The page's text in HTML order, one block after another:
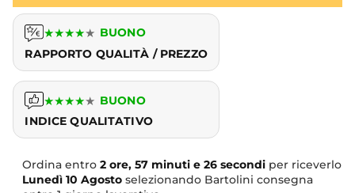
★★★★★ BUONO
RAPPORTO QUALITÀ / PREZZO
★★★★★ BUONO
INDICE QUALITATIVO
Ordina entro 2 ore, 57 minuti e 25 secondiper riceverlo
Lunedì 10 Agosto selezionando Bartolini consegna